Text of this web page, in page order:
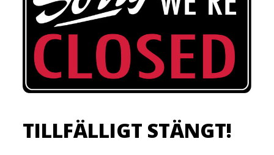
TILLFÄLLIGT STÄNGT!